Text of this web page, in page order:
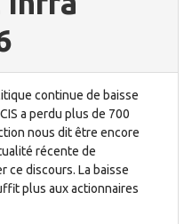
continue de baisse
a perdu plus de 700
nous dit être encore
récente de
ce discours. La baisse
plus aux actionnaires